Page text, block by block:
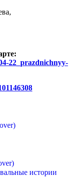
22_prazdnichnyy-